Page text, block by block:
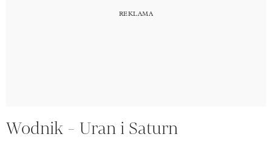
Wodnik - Uran i Saturn